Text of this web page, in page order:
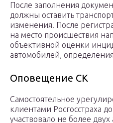
После заполнения
должны оставить
изменения. После
на место происшествия
объективной оценки
автомобилей,
Оповещение СК
Самостоятельное
клиентами Росгосстраха
участвовало не более